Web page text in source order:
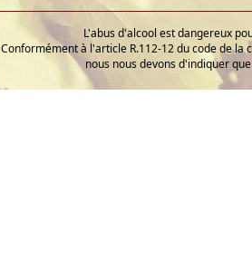
L'abus d'alcool est dangereux
Conformément à l'article R.112-12 du code de la
nous nous devons d'indiquer